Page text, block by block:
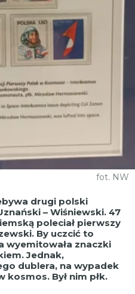
fot. NW
drugi polski
– Wiśniewski. 47
poleciał pierwszy
By uczcić to
wyemitowała znaczki
Jednak,
dublera, na wypadek
kosmos. Był nim płk.